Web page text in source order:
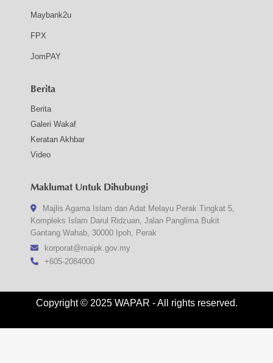
Maybank2u
FPX
JomPAY
Berita
Berita
Galeri Wakaf
Keratan Akhbar
Video
Maklumat Untuk Dihubungi
Majlis Agama Islam dan Adat Melayu Perak Tingkat 5,
Kompleks Islam Darul Ridzuan, Jalan Panglima Bukit
Gantang Wahab, 30000 Ipoh, Perak
korporat@maipk.gov.my
+605-2084000
Copyright © 2025 WAPAR - All rights reserved.